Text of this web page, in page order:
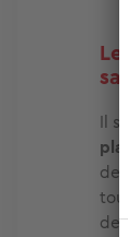
Il
de
de